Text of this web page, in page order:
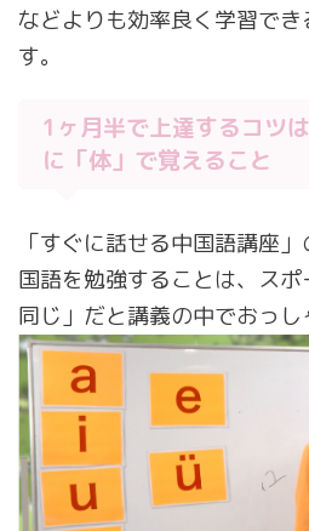
などよりも効率良く学習で
す。
1ヶ月半で上達するコツ
に「体」で覚えること
「すぐに話せる中国語講座
国語を勉強することは、ス
同じ」だと講義の中でおっし